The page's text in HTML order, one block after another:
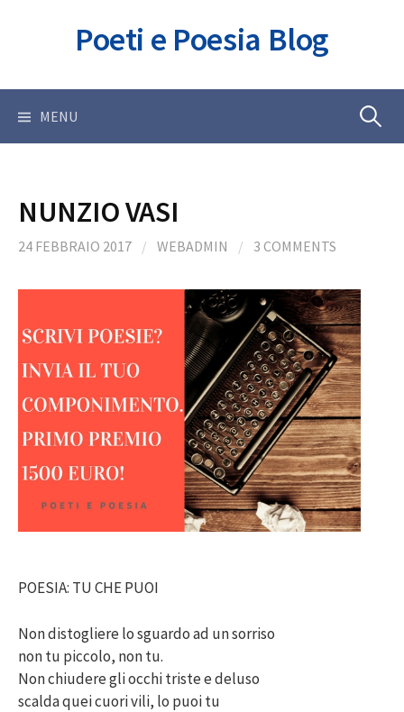
Poeti e Poesia Blog
MENU Ricerca
NUNZIO VASI
24 FEBBRAIO 2017 / WEBADMIN / 3 COMMENTS
POESIA: TU CHE PUOI
Non distogliere lo sguardo ad un sorriso
non tu piccolo, non tu.
Non chiudere gli occhi triste e deluso
scalda quei cuori vili, lo puoi tu